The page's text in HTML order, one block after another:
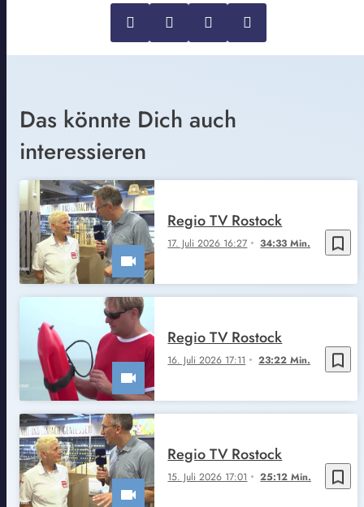
Das könnte Dich auch
interessieren
bookmark_border
17. Juli 2026 16:27 34:33 Min.
Regio TV Rostock
bookmark_border
16. Juli 2026 17:11 23:22 Min.
Regio TV Rostock
bookmark_border
15. Juli 2026 17:01 25:12 Min.
Regio TV Rostock